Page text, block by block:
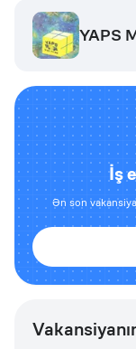
YAPS
İş
Ən son